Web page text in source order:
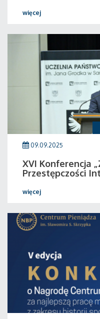
więcej
09.09.2025
XVI Konferencja
Przestępczości
więcej